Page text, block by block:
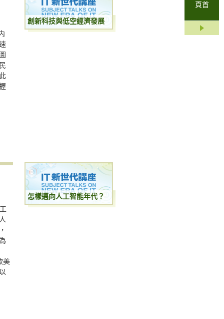
頁首
創新科技與低空經濟發展
美
怎樣邁向人工智能年代？